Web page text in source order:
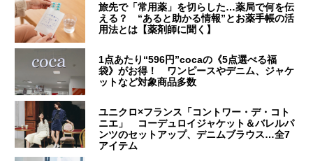
旅先で「常用薬」を切らした…薬局で何を伝
える？ “あると助かる情報”とお薬手帳の活
用法とは【薬剤師に聞く】
1点あたり“596円”cocaの《5点選べる福
袋》がお得！ ワンピースやデニム、ジャケ
ットなど対象商品多数
ユニクロ×フランス「コントワー・デ・コト
ニエ」 コーデュロイジャケット＆バレルパ
ンツのセットアップ、デニムブラウス…全7
アイテム